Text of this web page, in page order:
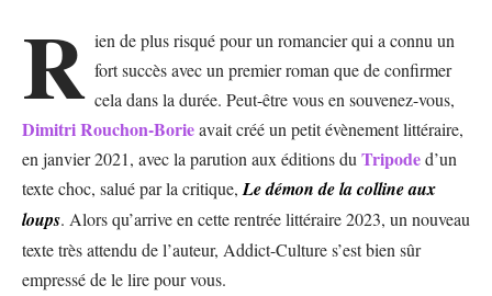
R ien de plus risqué pour un romancier qui a connu un
fort succès avec un premier roman que de confirmer
cela dans la durée. Peut-être vous en souvenez-vous,
Dimitri Rouchon-Borieavait créé un petit évènement littéraire,
en janvier 2021, avec la parution aux éditions du Tripoded’un
texte choc, salué par la critique, Le démon de la colline aux
loups. Alors qu’arrive en cette rentrée littéraire 2023, un nouveau
texte très attendu de l’auteur, Addict-Culture s’est bien sûr
empressé de le lire pour vous.